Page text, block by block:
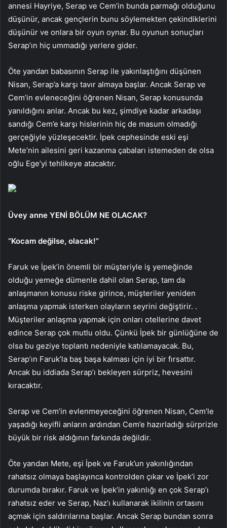
annesi Hayriye, Serap ve Cem’in bunda parmağı olduğunu
düşünür, ancak gençlerin bunu söylemekten çekindiklerini
düşünür ve onlara bir oyun oynar. Bu oyunun sonuçları
Serap’ın hiç ummadığı yerlere gider.
Öte yandan babasının Serap ile yakınlaştığını düşünen
Nisan, Serap’a karşı tavır almaya başlar. Ancak Serap ve
Cem’in evleneceğini öğrenen Nisan, Serap konusunda
yanıldığını anlar. Ancak bu kez, şimdiye kadar arkadaşı
sandığı Cem’e karşı hislerinin hiç de masum olmadığı
gerçeğiyle yüzleşecektir. İpek cephesinde eski eşi
Mete’nin ailesini geri kazanma çabaları istemeden de olsa
oğlu Ege’yi tehlikeye atacaktır.
Üvey anne YENİ BÖLÜM NE OLACAK?
“Kocam değilse, olacak!”
Faruk ve İpek’in önemli bir müşteriyle iş yemeğinde
olduğu yemeğe dümenle dahil olan Serap, tam da
anlaşmanın konusu riske girince, müşteriler yeniden
anlaşma yapmak isterken olayların seyrini değiştirir. .
Müşteriler anlaşma yapmak için onları otellerine davet
edince Serap çok mutlu oldu. Çünkü İpek bir günlüğüne de
olsa bu geziye toplantı nedeniyle katılamayacak. Bu,
Serap’ın Faruk’la baş başa kalması için iyi bir fırsattır.
Ancak bu iddiada Serap’ı bekleyen sürpriz, hevesini
kıracaktır.
Serap ve Cem’in evlenmeyeceğini öğrenen Nisan, Cem’le
yaşadığı keyifli anların ardından Cem’e hazırladığı sürprizle
büyük bir risk aldığının farkında değildir.
Öte yandan Mete, eşi İpek ve Faruk’un yakınlığından
rahatsız olmaya başlayınca kontrolden çıkar ve İpek’i zor
durumda bırakır. Faruk ve İpek’in yakınlığı en çok Serap’ı
rahatsız eder ve Serap, Naz’ı kullanarak ikilinin ortasını
açmak için saldırılarına başlar. Ancak Serap bundan sonra